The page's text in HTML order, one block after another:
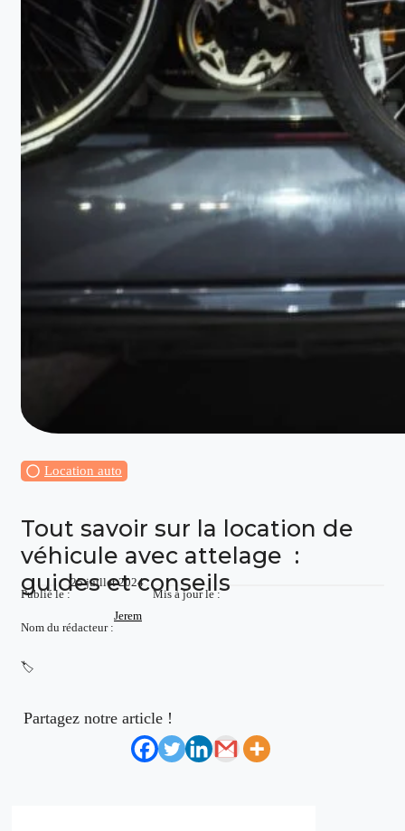
Location auto
Tout savoir sur la location de
véhicule avec attelage :
guides et conseils
Publié le :
25 juillet 2024
Mis à jour le :
Nom du rédacteur :
Jerem
🏷️
Partagez notre article !